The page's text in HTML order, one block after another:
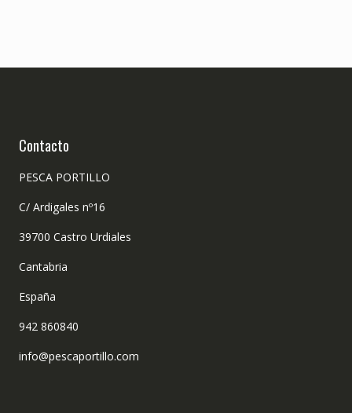
Contacto
PESCA PORTILLO
C/ Ardigales nº16
39700 Castro Urdiales
Cantabria
España
942 860840
info@pescaportillo.com